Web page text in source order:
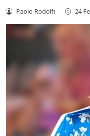
Paolo Rodolfi - 24